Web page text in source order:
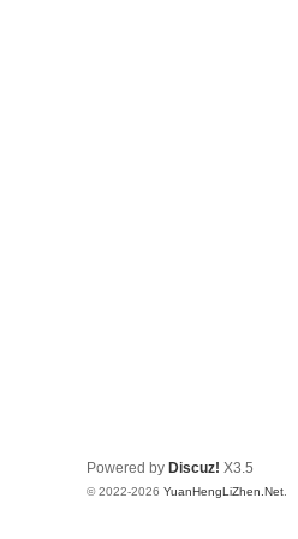
Powered by Discuz! X3.5
© 2022-2026 YuanHengLiZhen.Net